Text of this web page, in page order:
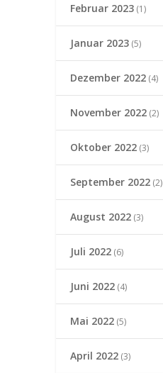
Februar 2023(1)
Januar 2023(5)
Dezember 2022(4)
November 2022(2)
Oktober 2022(3)
September 2022(2)
August 2022(3)
Juli 2022(6)
Juni 2022(4)
Mai 2022(5)
April 2022(3)